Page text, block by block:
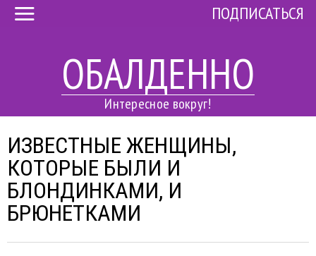
ОБАЛДЕННО
Интересное вокруг!
ПОДПИСАТЬСЯ
ИЗВЕСТНЫЕ ЖЕНЩИНЫ,
КОТОРЫЕ БЫЛИ И
БЛОНДИНКАМИ, И
БРЮНЕТКАМИ